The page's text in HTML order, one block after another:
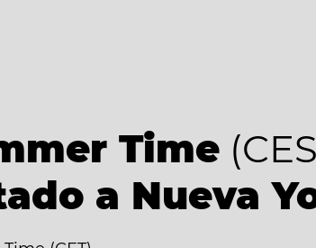
Time
a Nueva